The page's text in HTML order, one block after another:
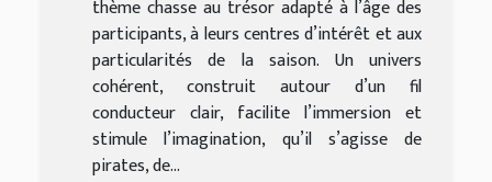
thème chasse au trésor adapté à l’âge des
participants, à leurs centres d’intérêt et aux
particularités de la saison. Un univers
cohérent, construit autour d’un fil
conducteur clair, facilite l’immersion et
stimule l’imagination, qu’il s’agisse de
pirates, de...